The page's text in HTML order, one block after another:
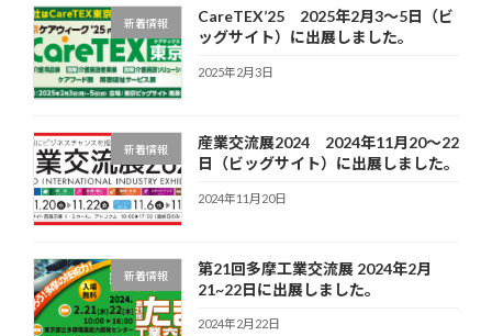
新着情報
CareTEX’25 2025年2月3～5日（ビ
ッグサイト）に出展しました。
2025年2月3日
新着情報
産業交流展2024 2024年11月20～22
日（ビッグサイト）に出展しました。
2024年11月20日
新着情報
第21回多摩工業交流展 2024年2月
21~22日に出展しました。
2024年2月22日